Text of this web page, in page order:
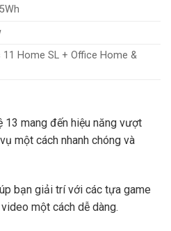
11 Home SL + Office Home &
13 mang đến hiệu năng vượt
một cách nhanh chóng và
bạn giải trí với các tựa game
một cách dễ dàng.